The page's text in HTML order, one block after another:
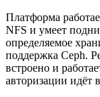
Платформа
NFS и умеет
определяемое
поддержка Ceph.
встроено и
авторизации идёт